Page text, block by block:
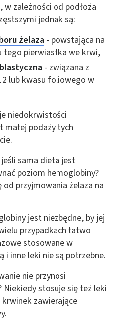
zależności od podłoża
jednak są:
żelaza - powstająca na
tego pierwiastka we krwi,
- związana z
lub kwasu foliowego w
niedokrwistości
małej podaży tych
sama dieta jest
poziom hemoglobiny?
od przyjmowania żelaza na
jest niezbędne, by jej
przypadkach łatwo
stosowane w
inne leki nie są potrzebne.
nie przynosi
stosuje się też leki
zawierające